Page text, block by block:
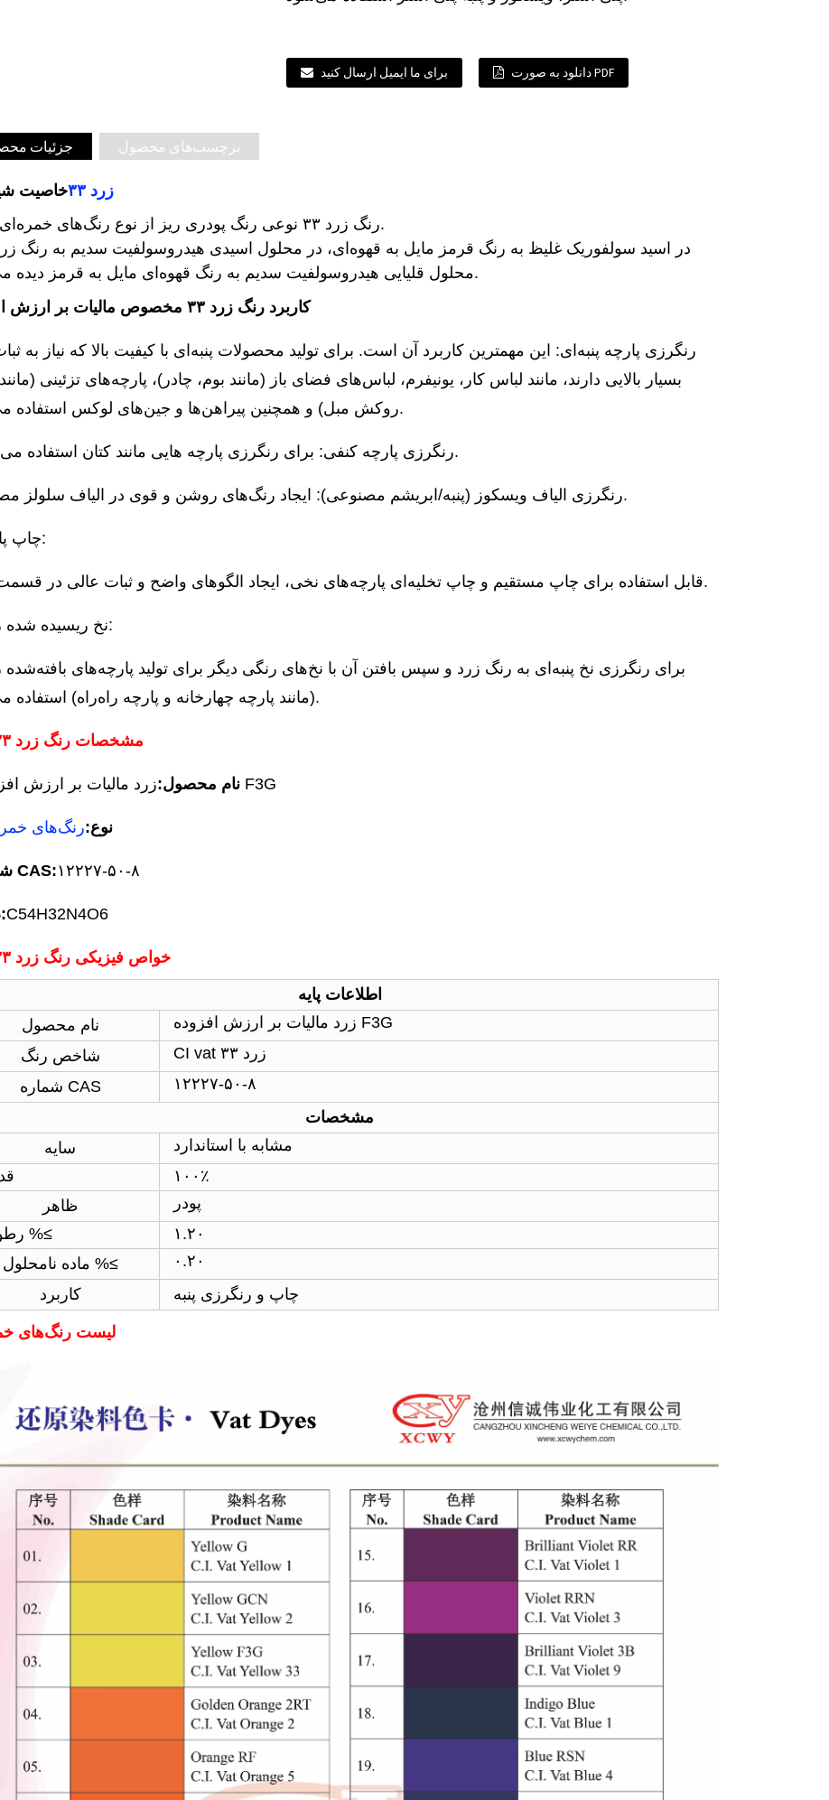
برای ما ایمیل ارسال کنید دانلود به صورت PDF
جزئیات برچسب‌های محصول
زرد ۳۳
خاصیت
رنگ زرد ۳۳ نوعی رنگ پودری ریز از نوع رنگ‌های خمره‌ای است.
در اسید سولفوریک غلیظ به رنگ قرمز مایل به قهوه‌ای، در محلول اسیدی هیدروسولفیت سدیم به رنگ
محلول قلیایی هیدروسولفیت سدیم به رنگ قهوه‌ای مایل به قرمز دیده می‌شود.
کاربرد رنگ زرد ۳۳ مخصوص مالیات بر ارزش افزوده
رنگرزی پارچه پنبه‌ای: این مهمترین کاربرد آن است. برای تولید محصولات پنبه‌ای با کیفیت بالا که نیاز به
بسیار بالایی دارند، مانند لباس کار، یونیفرم، لباس‌های فضای باز (مانند بوم، چادر)، پارچه‌های تزئینی
روکش مبل) و همچنین پیراهن‌ها و جین‌های لوکس استفاده می‌شود.
*رنگرزی پارچه کنفی: برای رنگرزی پارچه هایی مانند کتان استفاده می شود.
رنگرزی الیاف ویسکوز (پنبه/ابریشم مصنوعی): ایجاد رنگ‌های روشن و قوی در الیاف سلولز مصنوعی.
* چاپ پارچه:
*قابل استفاده برای چاپ مستقیم و چاپ تخلیه‌ای پارچه‌های نخی، ایجاد الگوهای واضح و ثبات عالی در قسمت زرد.
*نخ ریسیده شده رنگی:
(مانند پارچه چهارخانه و پارچه راه‌راه) استفاده می‌شود.
مشخصات رنگ زرد ۳۳ وات
» نام محصول: زرد مالیات بر ارزش افزوده F3G
» نوع:رنگ‌های
شماره CAS:۱۲۲۲۷-۵۰-۸
م.ف:C54H32N4O6
خواص فیزیکی رنگ زرد ۳۳ وات
اطلاعات پایه
نام محصول
زرد مالیات بر ارزش افزوده F3G
شاخص رنگ
CI vat زرد ۳۳
شماره CAS
۱۲۲۲۷-۵۰-۸
مشخصات
سایه
مشابه با استاندارد
۱۰۰٪
ظاهر
پودر
رطوبت %≤
۱.۲۰
ماده نامحلول %≤
۰.۲۰
کاربرد
چاپ و رنگرزی پنبه
لیست رنگ‌های